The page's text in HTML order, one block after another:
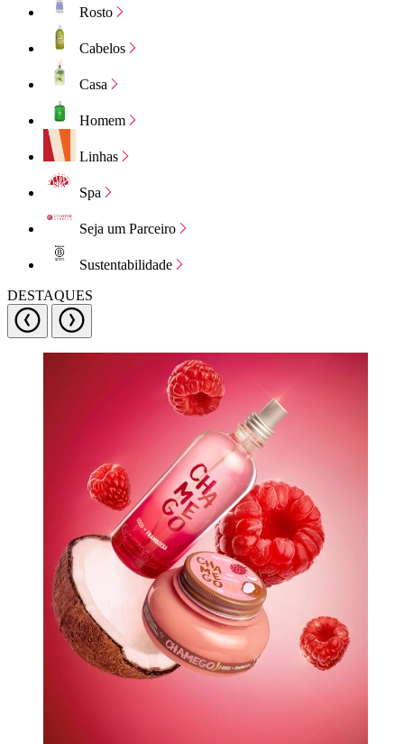
Rosto
Cabelos
Casa
Homem
Linhas
Spa
Seja um Parceiro
Sustentabilidade
DESTAQUES